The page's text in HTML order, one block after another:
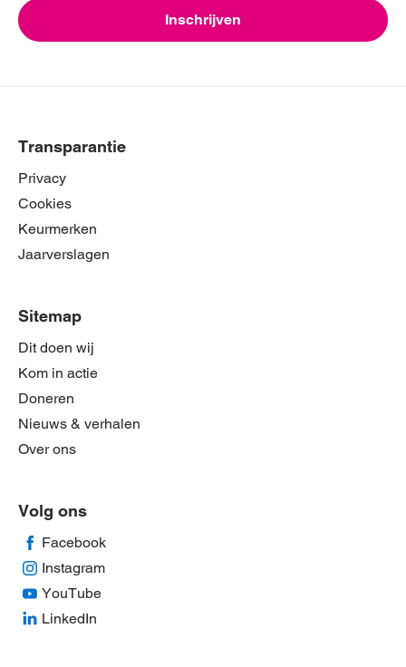
Inschrijven
Transparantie
Privacy
Cookies
Keurmerken
Jaarverslagen
Sitemap
Dit doen wij
Kom in actie
Doneren
Nieuws & verhalen
Over ons
Volg ons
Facebook
Instagram
YouTube
LinkedIn